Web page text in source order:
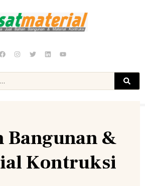
Bangunan &
Kontruksi